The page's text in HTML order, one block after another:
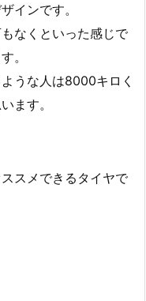
インです。
なくといった感じで
。
うな人は8000キロく
ます。
スメできるタイヤで